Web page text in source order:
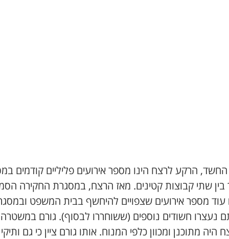
הרקע לרצח הינו מספר אירועים פליליים קודמים
בין שתי קבוצות קטינים. מאז הרצח, במסגרת החקירה
עוד מספר אירועים שצפויים להיחשף בבית המשפט
נעצרו חשודים נוספים (ששוחררו לבסוף). גורם
היה מתוכנן ומכוון כלפי המנוח. אותו גורם ציין כי גם ותיקי